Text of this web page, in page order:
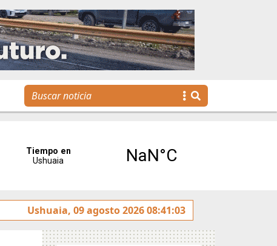
La voz de Tolhuin llegó al Congreso de la Nación a
Ushuaia, 09 agosto 2026 08:41:03